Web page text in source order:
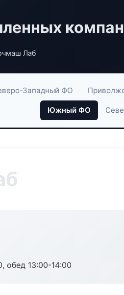
Лаб
Западный ФО
Южный ФО
обед 13:00-14:00